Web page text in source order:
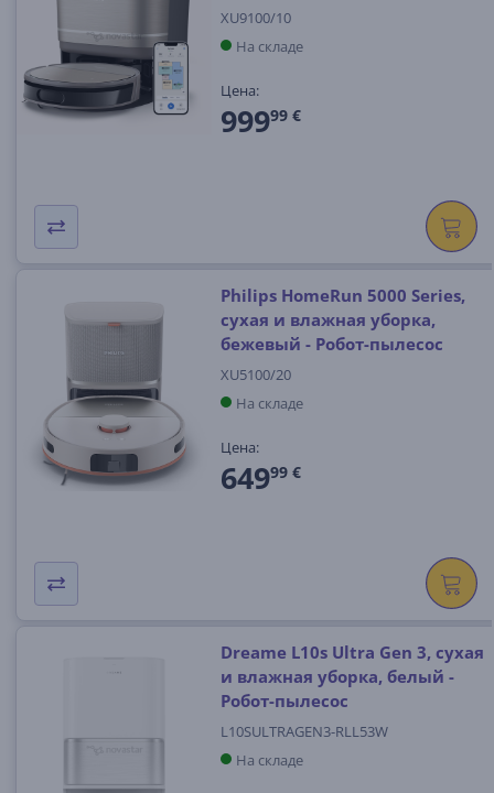
XU9100/10
На складе
Цена:
99999 €
Philips HomeRun 5000 Series,
сухая и влажная уборка,
бежевый - Робот-пылесос
XU5100/20
На складе
Цена:
64999 €
Dreame L10s Ultra Gen 3, сухая
и влажная уборка, белый -
Робот-пылесос
L10SULTRAGEN3-RLL53W
На складе